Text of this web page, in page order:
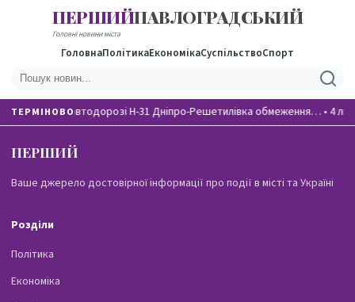
ПЕРШИЙПАВЛОГРАДСЬКИЙ
Головні новини міста
ГоловнаПолітикаЕкономікаСуспільствоСпорт
ТЕРМІНОВОНа автодорозі Н-31 Дніпро-Решетилівка обмеження… •4
ПЕРШИЙ
Ваше джерело достовірної інформації про події в місті та Україні
Розділи
Політика
Економіка